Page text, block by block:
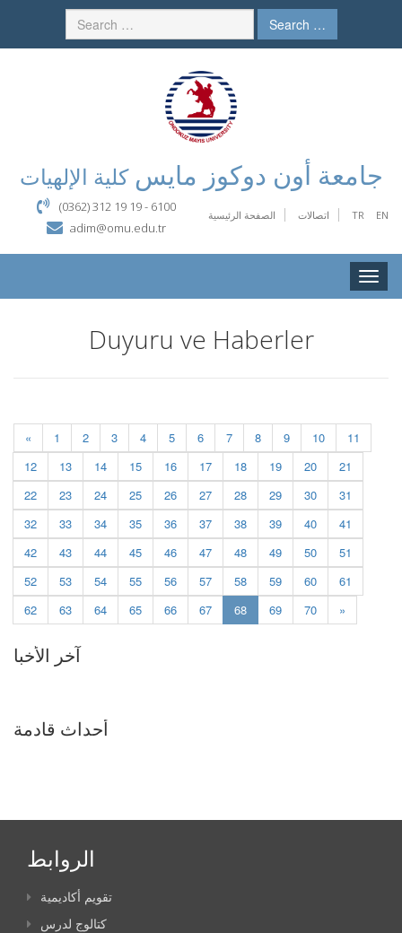
Search …
جامعة أون دوكوز مايسكلية الإلهيات
الصفحة الرئيسية اتصالات TR EN
(0362) 312 19 19 - 6100
adim@omu.edu.tr
Toggle
Duyuru ve Haberler
« 1 2 3 4 5 6 7 8 9 10
11
12
13 14 15 16 17 18 19 20
21
22
23 24 25 26 27 28 29 30
31
32
33 34 35 36 37 38 39 40
41
42
43 44 45 46 47 48 49 50
51
52
53 54 55 56 57 58 59 60
61
62
63 64 65 66 67 68(current)
69 70 »
آخر الأخبا
أحداث قادمة
الروابط
تقويم أكاديمية
كتالوج لدرس